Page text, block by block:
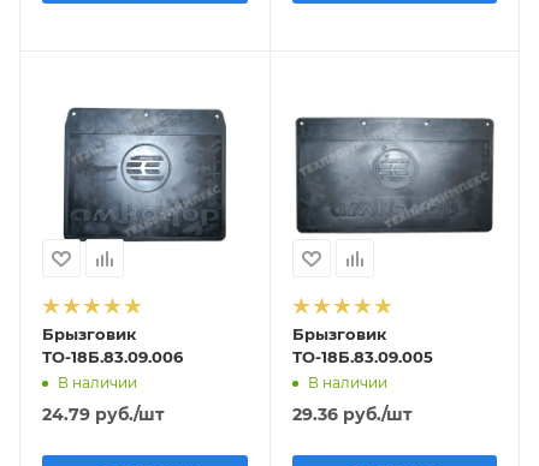
Брызговик
ТО-18Б.83.09.006
В наличии
24.79 руб./шт
Брызговик
ТО-18Б.83.09.005
В наличии
29.36руб./шт